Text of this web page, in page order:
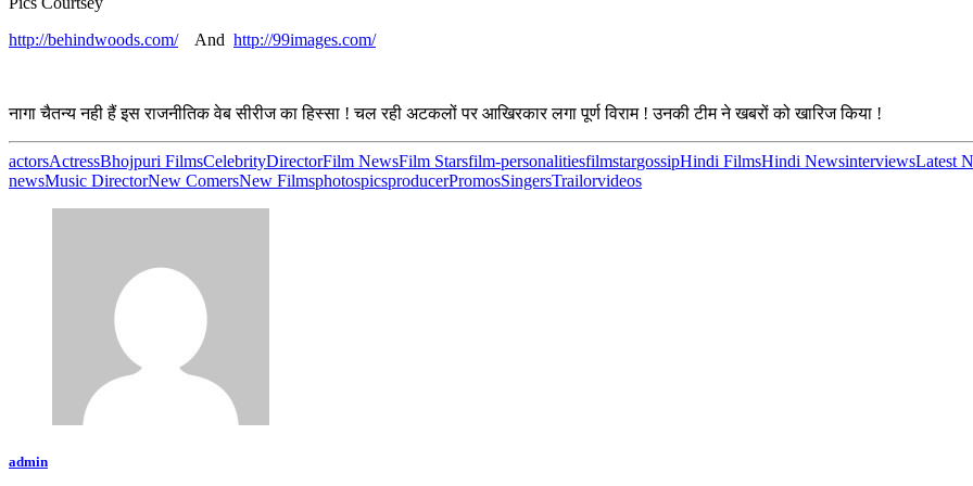
http://behindwoods.com/And http://99images.com/
नागा चैतन्य नही हैं इस राजनीतिक वेब सीरीज का हिस्सा ! चल रही अटकलों पर आखिरकार लगा पूर्ण विराम ! उनकी टीम ने खबरों को खारिज किया !
actorsActressBhojpuri FilmsCelebrityDirectorFilm NewsFilm Starsfilm-personalitiesfilmstargossipHindi FilmsHindi NewsinterviewsLatest
newsMusic DirectorNew ComersNew FilmsphotospicsproducerPromosSingersTrailorvideos
admin